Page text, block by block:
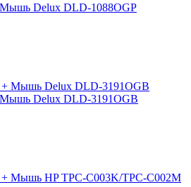
Мышь Delux DLD-1088OGP
Мышь Delux DLD-3191OGB